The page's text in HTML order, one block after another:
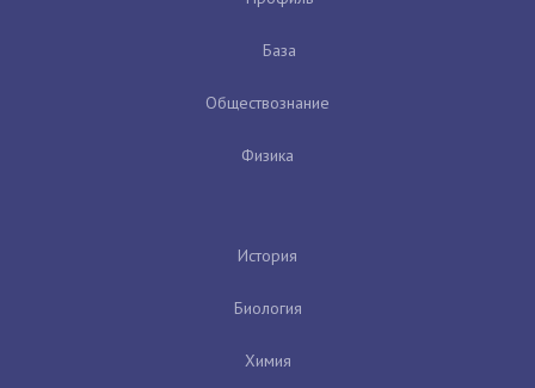
База
Обществознание
Физика
История
Биология
Химия